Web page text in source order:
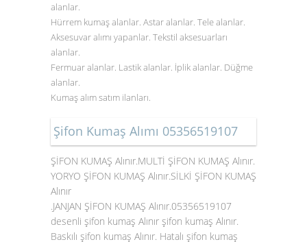
alanlar.
Hürrem kumaş alanlar. Astar alanlar. Tele alanlar.
Aksesuvar alımı yapanlar. Tekstil aksesuarları
alanlar.
Fermuar alanlar. Lastik alanlar. İplik alanlar. Düğme
alanlar.
Kumaş alım satım ilanları.
Şifon Kumaş Alımı 05356519107
ŞİFON KUMAŞ Alınır.MULTİ ŞİFON KUMAŞ Alınır.
YORYO ŞİFON KUMAŞ Alınır.SİLKİ ŞİFON KUMAŞ
Alınır
.JANJAN ŞİFON KUMAŞ Alınır.05356519107
desenli şifon kumaş Alınır şifon kumaş Alınır.
Baskılı şifon kumaş Alınır. Hatalı şifon kumaş